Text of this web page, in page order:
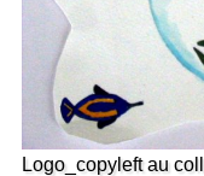
Logo_copyleft au